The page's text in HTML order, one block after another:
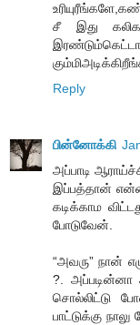
சீ இது
Reply
பின்னோக்கி
அப்பாடி
இப்பத்தான்
கடிக்காம
போடுவேன்.
“அவரு” நான்
?. அப்படின்னா
சொல்லிட்டு
பாட்டுக்கு